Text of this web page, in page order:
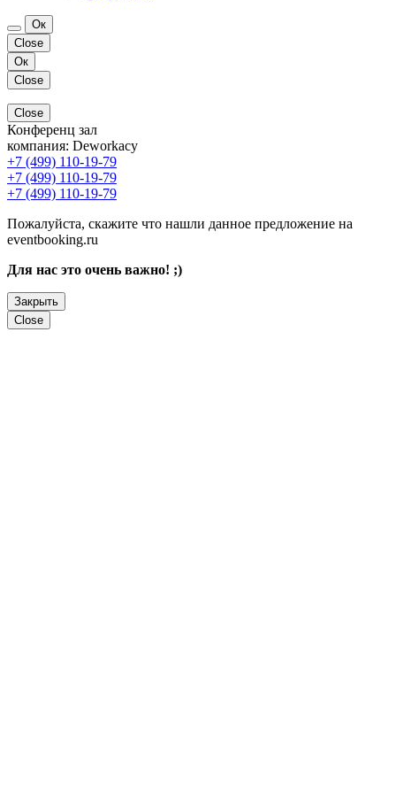
Ок
Close
Ок
Close
Close
Конференц зал
компания: Deworkacy
+7 (499) 110-19-79
+7 (499) 110-19-79
+7 (499) 110-19-79
Пожалуйста, скажите что нашли данное предложение на
eventbooking.ru
Для нас это очень важно! ;)
Закрыть
Close